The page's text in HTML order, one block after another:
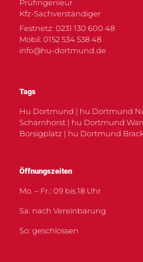
Prüfingenieur
Kfz-Sachverständiger
Festnetz: 0231 130 600 48
Mobil: 0152 534 538 48
info@hu-dortmund.de
Tags
Hu Dortmund | hu Dortmund
Scharnhorst | hu Dortmund
Borsigplatz | hu Dortmund
Öffnungszeiten
Mo. – Fr.: 09 bis 18 Uhr
Sa: nach Vereinbarung
So: geschlossen